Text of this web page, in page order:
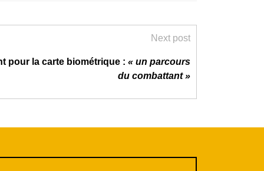
Next post
pour la carte biométrique : « un parcours
du combattant »